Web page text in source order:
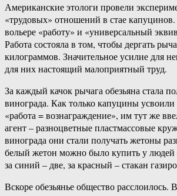
Американские этологи провели
«трудовых» отношений в стае
вольере «работу» и «универсальный
Работа состояла в том, чтобы дергать
килограммов. Значительное усилие для
для них настоящий малоприятный труд.
За каждый качок рычага обезьяна стала
винограда. Как только капуцины
«работа = вознаграждение», им тут же
агент – разноцветные пластмассовые
винограда они стали получать жетоны
белый жетон можно было купить у людей
за синий – две, за красный – стакан
Вскоре обезьянье общество расслоилось.